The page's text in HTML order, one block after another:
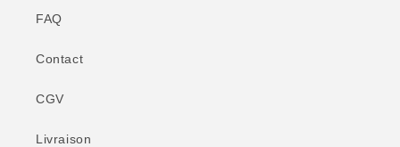
FAQ
Contact
CGV
Livraison